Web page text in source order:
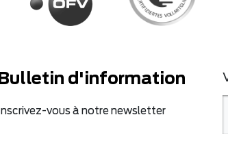
Bulletin d'information
Inscrivez-vous à notre newsletter